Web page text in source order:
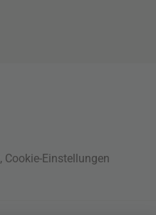
, Cookie-Einstellungen